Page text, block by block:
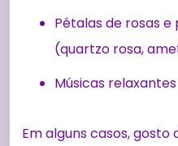
Pétalas de rosas
(quartzo rosa,
Músicas
Em alguns casos,